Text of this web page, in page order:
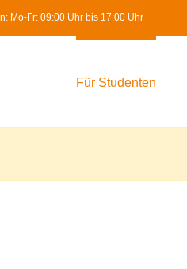
Mo-Fr: 09:00 Uhr bis 17:00 Uhr
Für Studenten